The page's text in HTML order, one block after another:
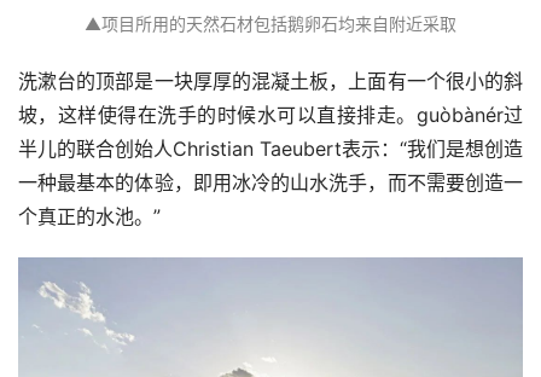
▲项目所用的天然石材包括鹅卵石均来自附近采取
洗漱台的顶部是一块厚厚的混凝土板，上面有一个很小的斜
坡，这样使得在洗手的时候水可以直接排走。guòbànér过
半儿的联合创始人Christian Taeubert表示：“我们是想创造
一种最基本的体验，即用冰冷的山水洗手，而不需要创造一
个真正的水池。”